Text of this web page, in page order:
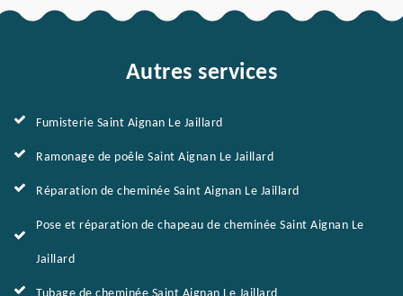
Autres services
Fumisterie Saint Aignan Le Jaillard
Ramonage de poêle Saint Aignan Le Jaillard
Réparation de cheminée Saint Aignan Le Jaillard
Pose et réparation de chapeau de cheminée Saint Aignan Le
Jaillard